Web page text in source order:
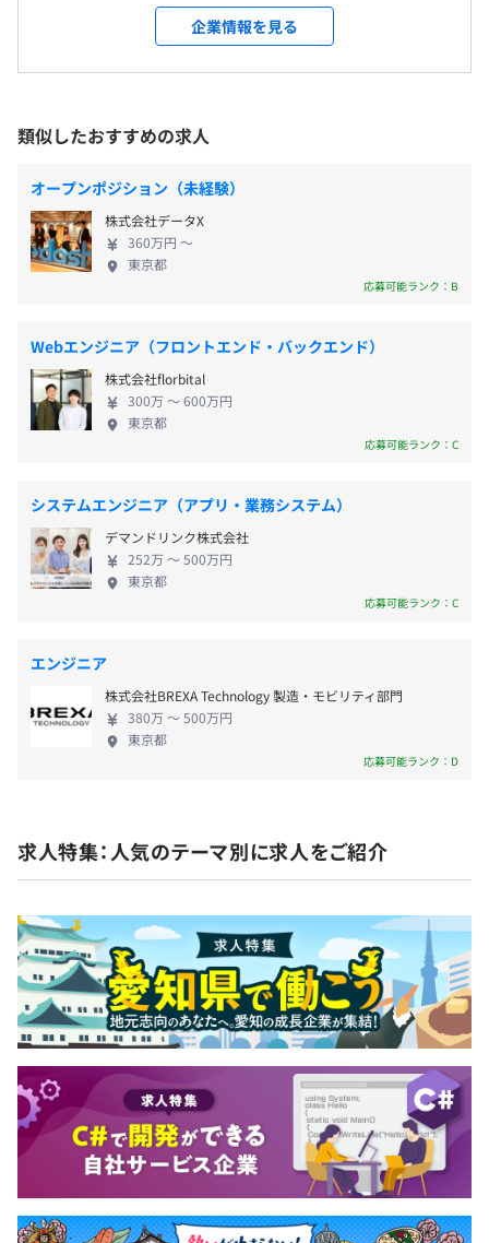
があるほか、eラーニングツールや社外研修等で自主的に
勉強を行うことも可能です。
評価制度として、上長との１on１の面談を通じて目標を
設定し、その目標を達成することで評価に反映される制度
となっております。キャリアアップやスキルアップの道筋
を確認しやすい制度となっております。
・第一技術部
・第二技術部
・第三技術部（エンドユーザー支援）
・社会環境調査事業部（リサーチ業務）
受動喫煙防止措置に関する事項
敷地内禁煙（喫煙場所あり）
・JR神田駅北口より徒歩1分
・東京メトロ銀座線 神田駅4番出口より徒歩1分
・東京メトロ丸の内線 淡路町駅より徒歩4分
・都営新宿線 小川町駅より徒歩5分
・有給休暇（最大12日（4月入社時） 入社月に応じて支給
最高２０日まで。繰り越しは次年度まで。）
通勤手当：50,000円/月まで
年1回（4月）
社会保険完備（健康保険・厚生年金加入、雇用保険・労災
保険）
関東ＩＴソフトウェア健康保険組合加入
無期雇用
る事業拡大を見込んでおります。今回、上場に向けて
の体制作りのため、弊社で活躍いただける次世代の
リーダー候補を大募集します。
企業情報を見る
類似したおすすめの求人
オープンポジション（未経験）
株式会社データX
360万円 〜
東京都
応募可能ランク：B
Webエンジニア（フロントエンド・バックエンド）
株式会社florbital
300万 〜 600万円
東京都
応募可能ランク：C
システムエンジニア（アプリ・業務システム）
デマンドリンク株式会社
252万 〜 500万円
東京都
応募可能ランク：C
エンジニア
株式会社BREXA Technology 製造・モビリティ部門
380万 〜 500万円
東京都
応募可能ランク：D
求人特集：人気のテーマ別に求人をご紹介